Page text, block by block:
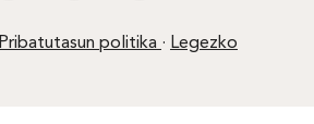
Pribatutasun politika · Legezko